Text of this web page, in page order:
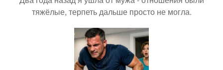
тяжёлые, терпеть дальше просто не могла.